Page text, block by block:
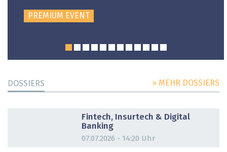
PREMIUM EVENT
DOSSIERS » MEHR DOSSIERS
Fintech, Insurtech & Digital
Banking
07.07.2026 - 14:20 Uhr